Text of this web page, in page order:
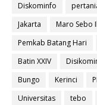
Diskominfo
Jakarta
Maro Sebo
Pemkab Batang Hari
Batin XXIV
Bungo
Kerinci
Universitas
tebo